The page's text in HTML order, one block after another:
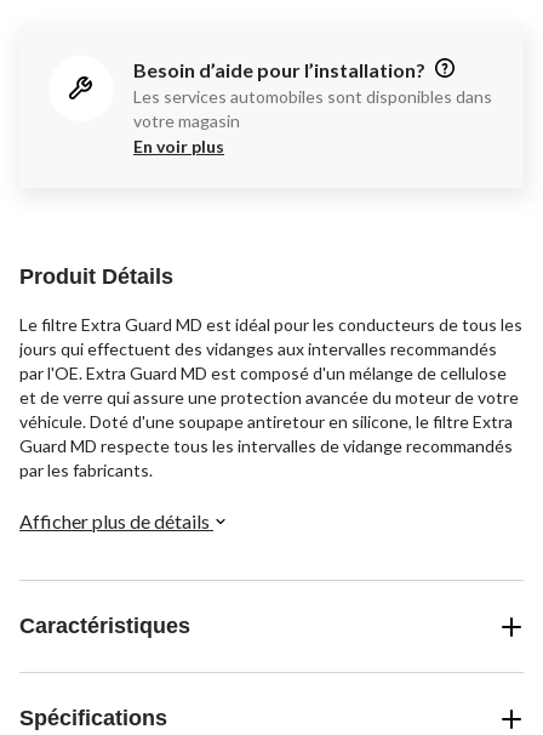
Besoin d’aide pour l’installation?
Les services automobiles sont disponibles dans
votre magasin
En voir plus
Produit Détails
Le filtre Extra Guard MD est idéal pour les conducteurs de tous les
jours qui effectuent des vidanges aux intervalles recommandés
par l'OE. Extra Guard MD est composé d'un mélange de cellulose
et de verre qui assure une protection avancée du moteur de votre
véhicule. Doté d'une soupape antiretour en silicone, le filtre Extra
Guard MD respecte tous les intervalles de vidange recommandés
par les fabricants.
Afficher plus de détails
Caractéristiques
Spécifications